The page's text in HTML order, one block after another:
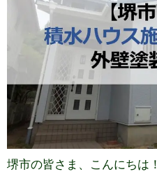
堺市の皆さま、こんにちは！